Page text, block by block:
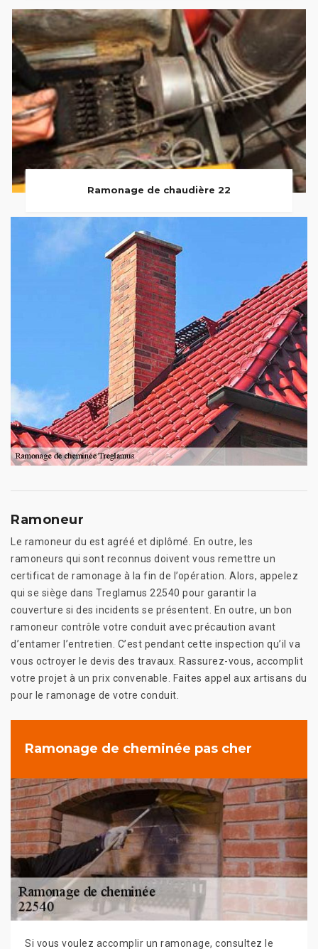
Ramonage de chaudière 22
Ramoneur
Le ramoneur du est agréé et diplômé. En outre, les
ramoneurs qui sont reconnus doivent vous remettre un
certificat de ramonage à la fin de l’opération. Alors, appelez
qui se siège dans Treglamus 22540 pour garantir la
couverture si des incidents se présentent. En outre, un bon
ramoneur contrôle votre conduit avec précaution avant
d’entamer l’entretien. C’est pendant cette inspection qu’il va
vous octroyer le devis des travaux. Rassurez-vous, accomplit
votre projet à un prix convenable. Faites appel aux artisans du
pour le ramonage de votre conduit.
Ramonage de cheminée pas cher
Si vous voulez accomplir un ramonage, consultez le